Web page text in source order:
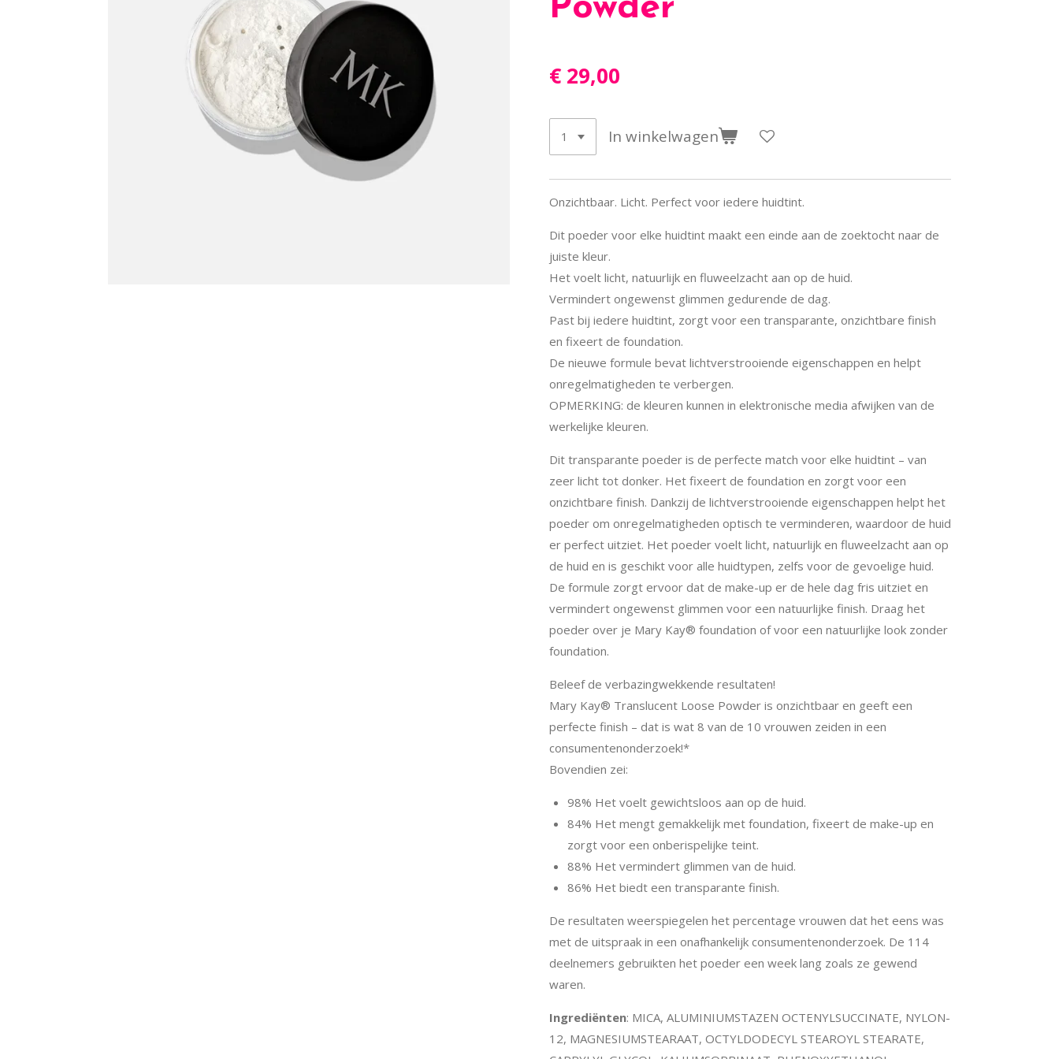
Powder
€ 29,00
In winkelwagen
Onzichtbaar. Licht. Perfect voor iedere huidtint.
Dit poeder voor elke huidtint maakt een einde aan de zoektocht naar de
juiste kleur.
Het voelt licht, natuurlijk en fluweelzacht aan op de huid.
Vermindert ongewenst glimmen gedurende de dag.
Past bij iedere huidtint, zorgt voor een transparante, onzichtbare finish
en fixeert de foundation.
De nieuwe formule bevat lichtverstrooiende eigenschappen en helpt
onregelmatigheden te verbergen.
OPMERKING: de kleuren kunnen in elektronische media afwijken van de
werkelijke kleuren.
Dit transparante poeder is de perfecte match voor elke huidtint – van
zeer licht tot donker. Het fixeert de foundation en zorgt voor een
onzichtbare finish. Dankzij de lichtverstrooiende eigenschappen helpt het
poeder om onregelmatigheden optisch te verminderen, waardoor de huid
er perfect uitziet. Het poeder voelt licht, natuurlijk en fluweelzacht aan op
de huid en is geschikt voor alle huidtypen, zelfs voor de gevoelige huid.
De formule zorgt ervoor dat de make-up er de hele dag fris uitziet en
vermindert ongewenst glimmen voor een natuurlijke finish. Draag het
poeder over je Mary Kay® foundation of voor een natuurlijke look zonder
foundation.
Beleef de verbazingwekkende resultaten!
Mary Kay® Translucent Loose Powder is onzichtbaar en geeft een
perfecte finish – dat is wat 8 van de 10 vrouwen zeiden in een
consumentenonderzoek!*
Bovendien zei:
98% Het voelt gewichtsloos aan op de huid.
84% Het mengt gemakkelijk met foundation, fixeert de make-up en
zorgt voor een onberispelijke teint.
88% Het vermindert glimmen van de huid.
86% Het biedt een transparante finish.
De resultaten weerspiegelen het percentage vrouwen dat het eens was
met de uitspraak in een onafhankelijk consumentenonderzoek. De 114
deelnemers gebruikten het poeder een week lang zoals ze gewend
waren.
Ingrediënten: MICA, ALUMINIUMSTAZEN OCTENYLSUCCINATE, NYLON-
12, MAGNESIUMSTEARAAT, OCTYLDODECYL STEAROYL STEARATE,